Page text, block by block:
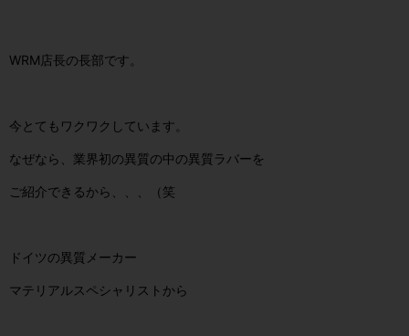
WRM店長の長部です。
今とてもワクワクしています。
なぜなら、業界初の異質の中の異質ラバーを
ご紹介できるから、、、（笑
ドイツの異質メーカー
マテリアルスペシャリストから